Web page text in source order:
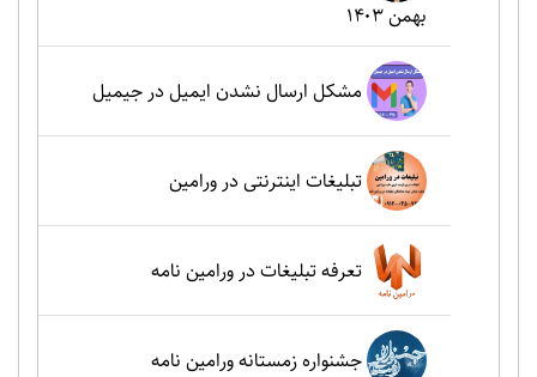
بهمن ۱۴۰۳
مشکل ارسال نشدن ایمیل در جیمیل
تبلیغات اینترنتی در ورامین
تعرفه تبلیغات در ورامین نامه
جشنواره زمستانه ورامین نامه